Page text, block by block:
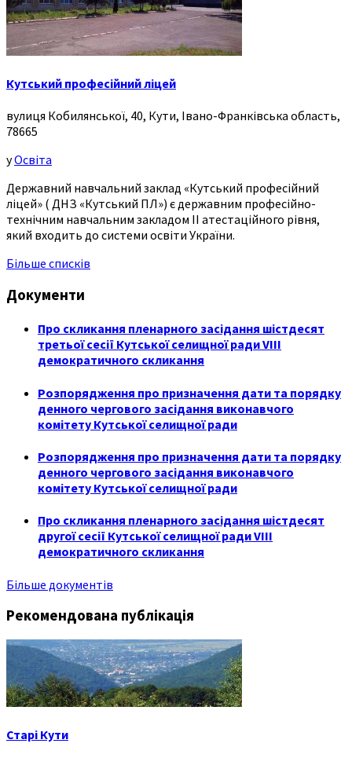
Кутський професійний ліцей
вулиця Кобилянської, 40, Кути, Івано-Франківська область,
78665
уОсвіта
Державний навчальний заклад «Кутський професійний
ліцей» ( ДНЗ «Кутський ПЛ») є державним професійно-
технічним навчальним закладом ІІ атестаційного рівня,
який входить до системи освіти України.
Більше списків
Документи
Про скликання пленарного засідання шістдесят
третьої сесії Кутської селищної ради VIII
демократичного скликання
Розпорядження про призначення дати та порядку
денного чергового засідання виконавчого
комітету Кутської селищної ради
Розпорядження про призначення дати та порядку
денного чергового засідання виконавчого
комітету Кутської селищної ради
Про скликання пленарного засідання шістдесят
другої сесії Кутської селищної ради VIII
демократичного скликання
Більше документів
Рекомендована публікація
Старі Кути